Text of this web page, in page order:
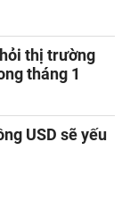
thị trường
tháng 1
USD sẽ yếu